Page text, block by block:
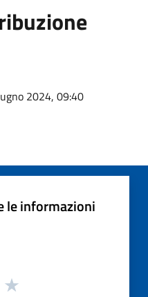
2024, 09:40
le informazioni